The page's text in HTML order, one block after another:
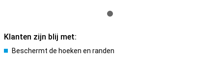
Klanten zijn blij met:
Beschermt de hoeken en randen